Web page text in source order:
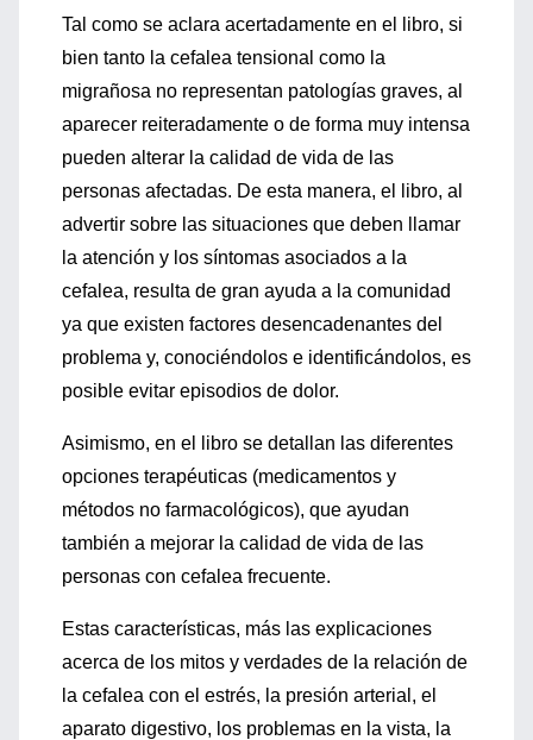
Tal como se aclara acertadamente en el libro, si
bien tanto la cefalea tensional como la
migrañosa no representan patologías graves, al
aparecer reiteradamente o de forma muy intensa
pueden alterar la calidad de vida de las
personas afectadas. De esta manera, el libro, al
advertir sobre las situaciones que deben llamar
la atención y los síntomas asociados a la
cefalea, resulta de gran ayuda a la comunidad
ya que existen factores desencadenantes del
problema y, conociéndolos e identificándolos, es
posible evitar episodios de dolor.
Asimismo, en el libro se detallan las diferentes
opciones terapéuticas (medicamentos y
métodos no farmacológicos), que ayudan
también a mejorar la calidad de vida de las
personas con cefalea frecuente.
Estas características, más las explicaciones
acerca de los mitos y verdades de la relación de
la cefalea con el estrés, la presión arterial, el
aparato digestivo, los problemas en la vista, la